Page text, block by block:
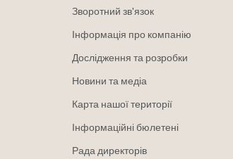
Зворотний зв'язок
Інформація про компанію
Дослідження та розробки
Новини та медіа
Карта нашої території
Інформаційні бюлетені
Рада директорів